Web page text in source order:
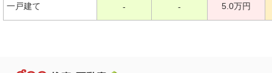
一戸建て - - 5.0万円